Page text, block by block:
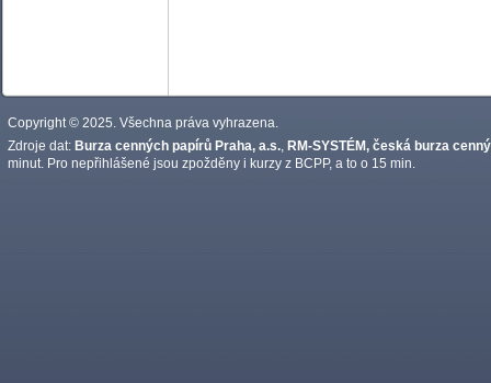
Copyright © 2025. Všechna práva vyhrazena.
Zdroje dat: Burza cenných papírů Praha, a.s. RM-SYSTÉM, česká burza
minut. Pro nepřihlášené jsou zpožděny i kurzy z BCPP, a to o 15 min.